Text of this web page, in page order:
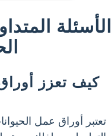
الأسئلة
كيف تعزز
تعتبر أوراق عمل